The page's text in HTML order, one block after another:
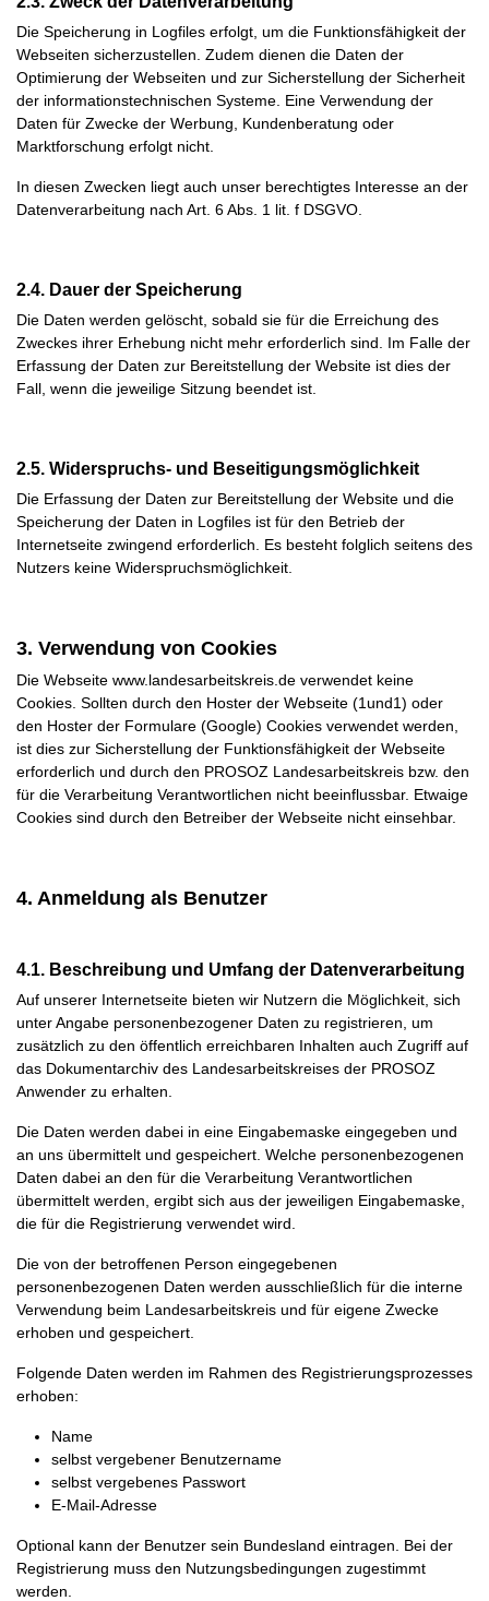
Die Speicherung in Logfiles erfolgt, um die Funktionsfähigkeit der
Webseiten sicherzustellen. Zudem dienen die Daten der
Optimierung der Webseiten und zur Sicherstellung der Sicherheit
der informationstechnischen Systeme. Eine Verwendung der
Daten für Zwecke der Werbung, Kundenberatung oder
Marktforschung erfolgt nicht.
In diesen Zwecken liegt auch unser berechtigtes Interesse an der
Datenverarbeitung nach Art. 6 Abs. 1 lit. f DSGVO.
2.4. Dauer der Speicherung
Die Daten werden gelöscht, sobald sie für die Erreichung des
Zweckes ihrer Erhebung nicht mehr erforderlich sind. Im Falle der
Erfassung der Daten zur Bereitstellung der Website ist dies der
Fall, wenn die jeweilige Sitzung beendet ist.
2.5. Widerspruchs- und Beseitigungsmöglichkeit
Die Erfassung der Daten zur Bereitstellung der Website und die
Speicherung der Daten in Logfiles ist für den Betrieb der
Internetseite zwingend erforderlich. Es besteht folglich seitens des
Nutzers keine Widerspruchsmöglichkeit.
3. Verwendung von Cookies
Die Webseite www.landesarbeitskreis.de verwendet keine
Cookies. Sollten durch den Hoster der Webseite (1und1) oder
den Hoster der Formulare (Google) Cookies verwendet werden,
ist dies zur Sicherstellung der Funktionsfähigkeit der Webseite
erforderlich und durch den PROSOZ Landesarbeitskreis bzw. den
für die Verarbeitung Verantwortlichen nicht beeinflussbar. Etwaige
Cookies sind durch den Betreiber der Webseite nicht einsehbar.
4. Anmeldung als Benutzer
4.1. Beschreibung und Umfang der Datenverarbeitung
Auf unserer Internetseite bieten wir Nutzern die Möglichkeit, sich
unter Angabe personenbezogener Daten zu registrieren, um
zusätzlich zu den öffentlich erreichbaren Inhalten auch Zugriff auf
das Dokumentarchiv des Landesarbeitskreises der PROSOZ
Anwender zu erhalten.
Die Daten werden dabei in eine Eingabemaske eingegeben und
an uns übermittelt und gespeichert. Welche personenbezogenen
Daten dabei an den für die Verarbeitung Verantwortlichen
übermittelt werden, ergibt sich aus der jeweiligen Eingabemaske,
die für die Registrierung verwendet wird.
Die von der betroffenen Person eingegebenen
personenbezogenen Daten werden ausschließlich für die interne
Verwendung beim Landesarbeitskreis und für eigene Zwecke
erhoben und gespeichert.
Folgende Daten werden im Rahmen des Registrierungsprozesses
erhoben:
Name
selbst vergebener Benutzername
selbst vergebenes Passwort
E-Mail-Adresse
Optional kann der Benutzer sein Bundesland eintragen. Bei der
Registrierung muss den Nutzungsbedingungen zugestimmt
werden.